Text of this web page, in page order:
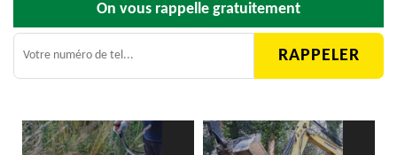
On vous rappelle gratuitement